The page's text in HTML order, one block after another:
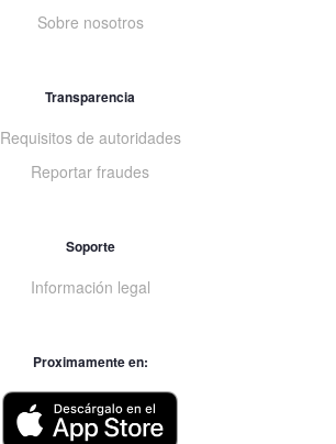
Sobre nosotros
Transparencia
Requisitos de autoridades
Reportar fraudes
Soporte
Información legal
Proximamente en: